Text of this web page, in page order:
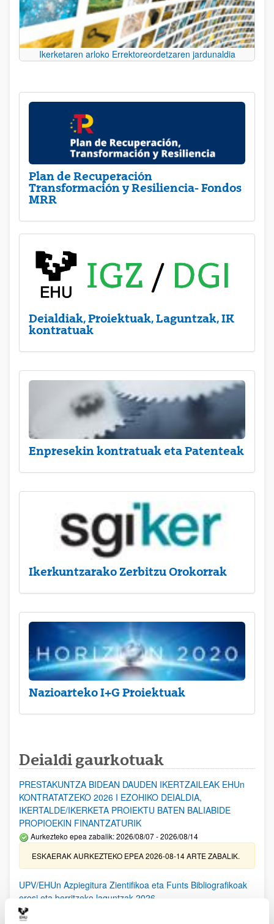
Ikerketaren arloko Errektoreordetzaren jardunaldia
Plan de Recuperación
Transformación y Resiliencia- Fondos
MRR
Deialdiak, Proiektuak, Laguntzak, IK
kontratuak
Enpresekin kontratuak eta Patenteak
Ikerkuntzarako Zerbitzu Orokorrak
Nazioarteko I+G Proiektuak
Deialdi gaurkotuak
PRESTAKUNTZA BIDEAN DAUDEN IKERTZAILEAK EHUn
KONTRATATZEKO 2026 I EZOHIKO DEIALDIA,
IKERTALDE/IKERKETA PROIEKTU BATEN BALIABIDE
PROPIOEKIN FINANTZATURIK
Aurkezteko epea zabalik: 2026/08/07 - 2026/08/14
ESKAERAK AURKEZTEKO EPEA 2026-08-14 ARTE ZABALIK.
UPV/EHUn Azpiegitura Zientifikoa eta Funts Bibliografikoak
erosi eta berritzeko laguntzak 2026